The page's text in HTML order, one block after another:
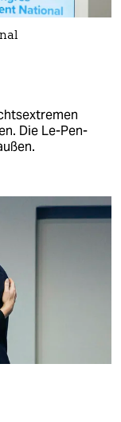
Die Le-Pen-